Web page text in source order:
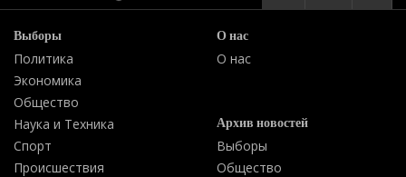
Выборы
Политика
Экономика
Общество
Наука и Техника
Спорт
Происшествия
О нас
О нас
Архив новостей
Выборы
Общество